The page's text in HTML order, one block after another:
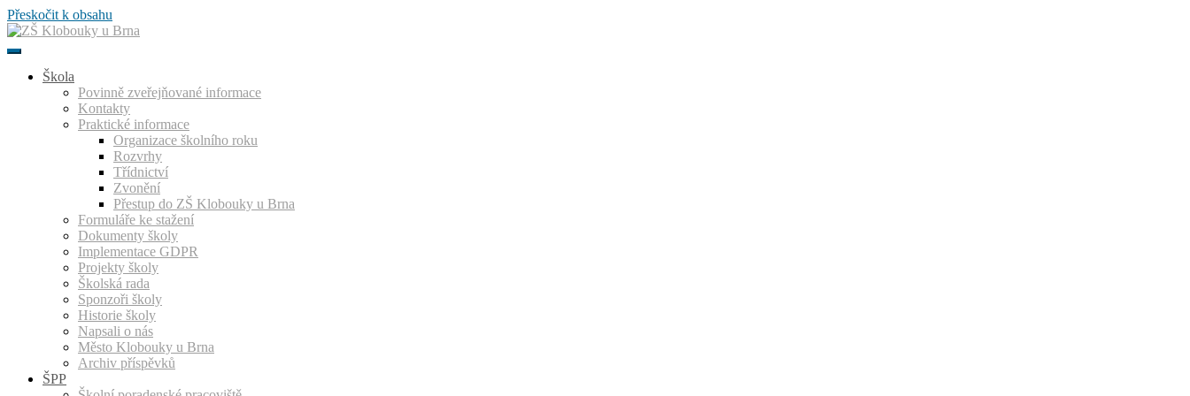
Přeskočit k obsahu
Škola
Povinně zveřejňované informace
Kontakty
Praktické informace
Organizace školního roku
Rozvrhy
Třídnictví
Zvonění
Přestup do ZŠ Klobouky u Brna
Formuláře ke stažení
Dokumenty školy
Implementace GDPR
Projekty školy
Školská rada
Sponzoři školy
Historie školy
Napsali o nás
Město Klobouky u Brna
Archiv příspěvků
ŠPP